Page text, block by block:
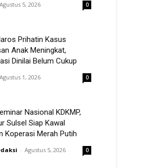
Agustus 5, 2026 0
Prihatin Kasus
Anak Meningkat,
Dinilai Belum Cukup
Agustus 1, 2026 0
Nasional KDKMP,
Sulsel Siap Kawal
Koperasi Merah Putih
- Agustus 5, 2026 0